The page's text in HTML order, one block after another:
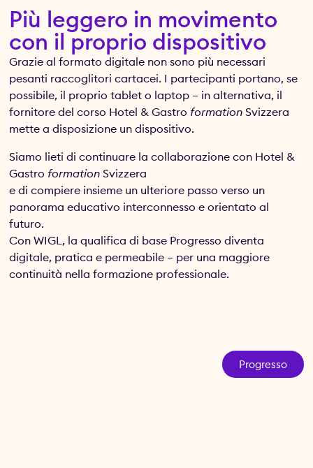
Più leggero in movimento
con il proprio dispositivo
Grazie al formato digitale non sono più necessari
pesanti raccoglitori cartacei. I partecipanti portano, se
possibile, il proprio tablet o laptop – in alternativa, il
fornitore del corso Hotel & Gastro formation Svizzera
mette a disposizione un dispositivo.
Siamo lieti di continuare la collaborazione con Hotel &
Gastro formation Svizzera
e di compiere insieme un ulteriore passo verso un
panorama educativo interconnesso e orientato al
futuro.
Con WIGL, la qualifica di base Progresso diventa
digitale, pratica e permeabile – per una maggiore
continuità nella formazione professionale.
Progresso